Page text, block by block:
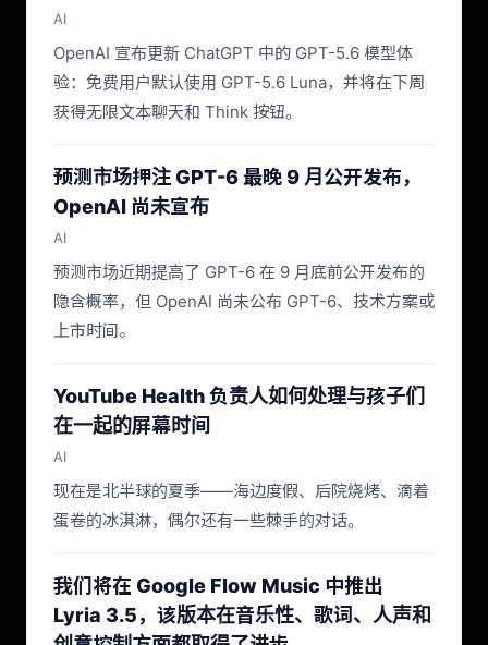
AI
OpenAI 宣布更新 ChatGPT 中的 GPT-5.6 模型体
验：免费用户默认使用 GPT-5.6 Luna，并将在下周
获得无限文本聊天和 Think 按钮。
预测市场押注 GPT-6 最晚 9 月公开发布，
OpenAI 尚未宣布
AI
预测市场近期提高了 GPT-6 在 9 月底前公开发布的
隐含概率，但 OpenAI 尚未公布 GPT-6、技术方案或
上市时间。
YouTube Health 负责人如何处理与孩子们
在一起的屏幕时间
AI
现在是北半球的夏季——海边度假、后院烧烤、滴着
蛋卷的冰淇淋，偶尔还有一些棘手的对话。
我们将在 Google Flow Music 中推出
Lyria 3.5，该版本在音乐性、歌词、人声和